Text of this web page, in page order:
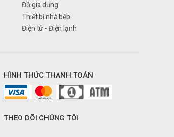
Đồ gia dụng
Thiết bị nhà bếp
Điện tử - Điện lạnh
HÌNH THỨC THANH TOÁN
THEO DÕI CHÚNG TÔI